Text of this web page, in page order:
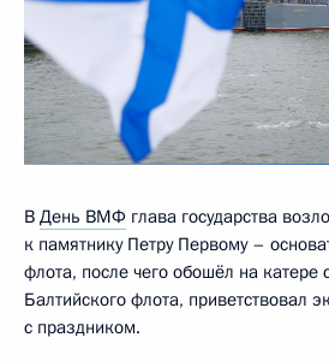
В День ВМФ глава государства
к памятнику Петру Первому –
флота, после чего обошёл на катере
Балтийского флота, приветствовал
с праздником.